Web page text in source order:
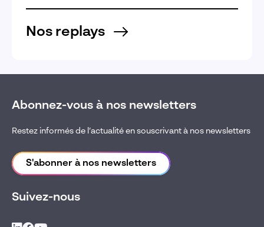
Nos replays
Abonnez-vous à nos newsletters
Restez informés de l’actualité en souscrivant à nos newsletters
S'abonner à nos newsletters
Suivez-nous